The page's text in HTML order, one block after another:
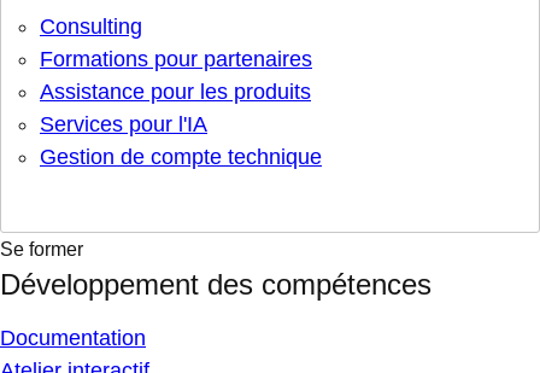
Consulting
Formations pour partenaires
Assistance pour les produits
Services pour l'IA
Gestion de compte technique
Se former
Développement des compétences
Documentation